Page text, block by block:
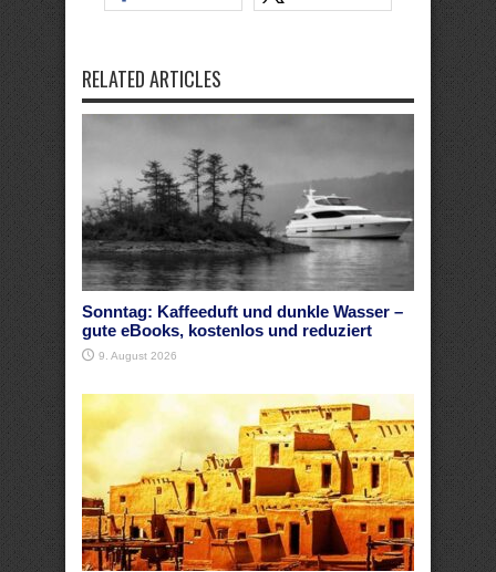
RELATED ARTICLES
Sonntag: Kaffeeduft und dunkle Wasser –
gute eBooks, kostenlos und reduziert
9. August 2026